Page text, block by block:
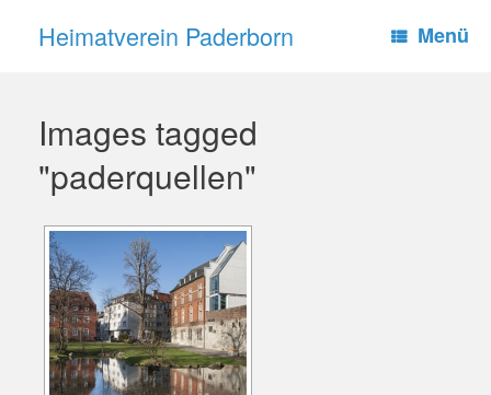
springenHeimatverein Paderborn Menü
Images tagged
"paderquellen"